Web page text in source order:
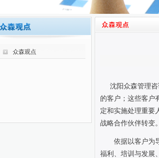
众森观点
沈阳众森管理
的客户；这些客户
定和实施处理重要
战略合作伙伴转变。
依据以客户为
福利、培训与发展